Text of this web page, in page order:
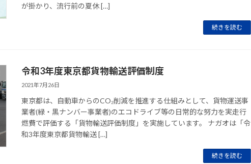
が掛かり、流行前の夏休 […]
続きを読む
令和3年度東京都貨物輸送評価制度
2021年7月26日
東京都は、自動車からのCO₂削減を推進する仕組みとして、貨物運送事
業者(緑・黒ナンバー事業者)のエコドライブ等の日常的な努力を実走行
燃費で評価する「貨物輸送評価制度」を実施しています。 ナガオは「令
和3年度東京都貨物輸送 […]
続きを読む